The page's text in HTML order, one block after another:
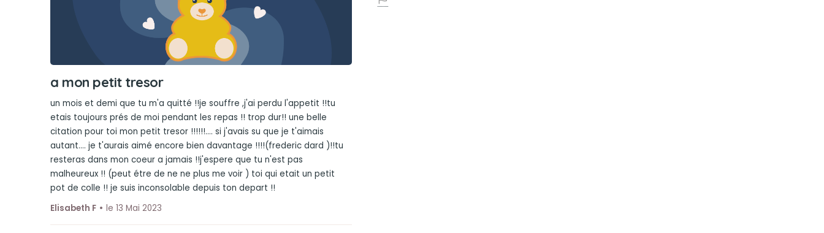
a mon petit tresor
un mois et demi que tu m'a quitté !!je souffre ,j'ai perdu l'appetit !!tu
etais toujours prés de moi pendant les repas !! trop dur!! une belle
citation pour toi mon petit tresor !!!!!!.... si j'avais su que je t'aimais
autant.... je t'aurais aimé encore bien davantage !!!!(frederic dard )!!tu
resteras dans mon coeur a jamais !!j'espere que tu n'est pas
malheureux !! (peut étre de ne ne plus me voir ) toi qui etait un petit
pot de colle !! je suis inconsolable depuis ton depart !!
Elisabeth F
le 13 Mai 2023